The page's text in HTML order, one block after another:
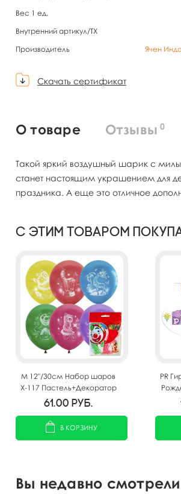
Вес 1 ед.
Внутренний артикул/TX
Производитель
Ячен
Скачать сертификат
О товаре Отзывы 0
Такой яркий воздушный шарик с
станет настоящим украшением для
праздника. А еще это отличное
С этим товаром
M 12"/30см Набор шаров
Х-117 Пастель+Декоратор
(растр) 2 ст. рис Веселый
61.00 руб.
В КОРЗИНУ
PR
Вы недавно смотрели